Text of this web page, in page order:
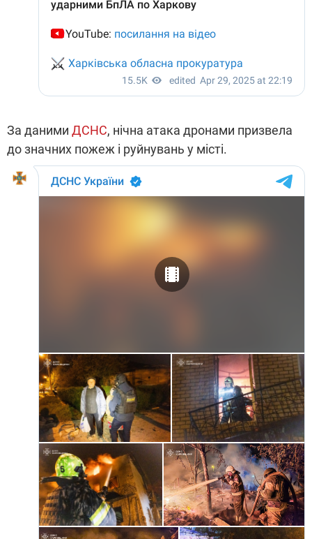
За даними ДСНС, нічна атака дронами призвела
до значних пожеж і руйнувань у місті.